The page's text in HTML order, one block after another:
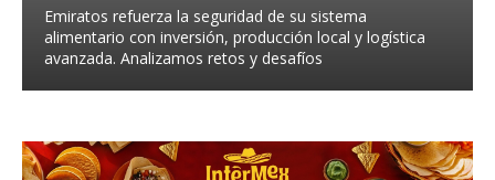
Emiratos refuerza la seguridad de su sistema
alimentario con inversión, producción local y logística
avanzada. Analizamos retos y desafíos